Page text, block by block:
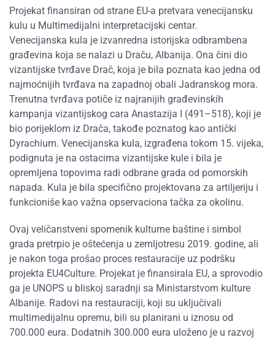
Projekat finansiran od strane EU-a pretvara venecijansku
kulu u Multimedijalni interpretacijski centar.
Venecijanska kula je izvanredna istorijska odbrambena
građevina koja se nalazi u Draču, Albanija. Ona čini dio
vizantijske tvrđave Drač, koja je bila poznata kao jedna od
najmoćnijih tvrđava na zapadnoj obali Jadranskog mora.
Trenutna tvrđava potiče iz najranijih građevinskih
kampanja vizantijskog cara Anastazija I (491–518), koji je
bio porijeklom iz Drača, takođe poznatog kao antički
Dyrachium. Venecijanska kula, izgrađena tokom 15. vijeka,
podignuta je na ostacima vizantijske kule i bila je
opremljena topovima radi odbrane grada od pomorskih
napada. Kula je bila specifično projektovana za artiljeriju i
funkcioniše kao važna opservaciona tačka za okolinu.
Ovaj veličanstveni spomenik kulturne baštine i simbol
grada pretrpio je oštećenja u zemljotresu 2019. godine, ali
je nakon toga prošao proces restauracije uz podršku
projekta EU4Culture. Projekat je finansirala EU, a sprovodio
ga je UNOPS u bliskoj saradnji sa Ministarstvom kulture
Albanije. Radovi na restauraciji, koji su uključivali
multimedijalnu opremu, bili su planirani u iznosu od
700.000 eura. Dodatnih 300.000 eura uloženo je u razvoj